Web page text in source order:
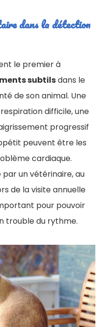
dans la détection
le premier à
subtilsdans le
de son animal. Une
difficile, une
progressif
peuvent être les
cardiaque.
par un vétérinaire, au
de la visite annuelle
pour pouvoir
trouble du rythme.